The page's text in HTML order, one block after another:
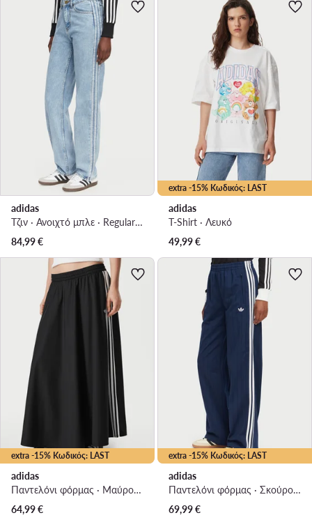
adidas
Τζιν · Ανοιχτό μπλε · Regular Fit
84,99€
extra -15% Κωδικός: LAST
adidas
T-Shirt · Λευκό
49,99€
extra -15% Κωδικός: LAST
adidas
Παντελόνι φόρμας · Μαύρο · Relaxed Fit
64,99€
extra -15% Κωδικός: LAST
adidas
Παντελόνι φόρμας · Σκούρο μπλε · Relaxed Fit
69,99€